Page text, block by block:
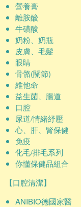
營養膏
離胺酸
牛磺酸
奶粉、奶瓶
皮膚、毛髮
眼睛
骨骼(關節)
維他命
益生菌、腸道
口腔
尿道/情緒紓壓
心、肝、腎保健
免疫
化毛/排毛系列
你懂保健品組合
【口腔清潔】
ANIBIO德國家醫